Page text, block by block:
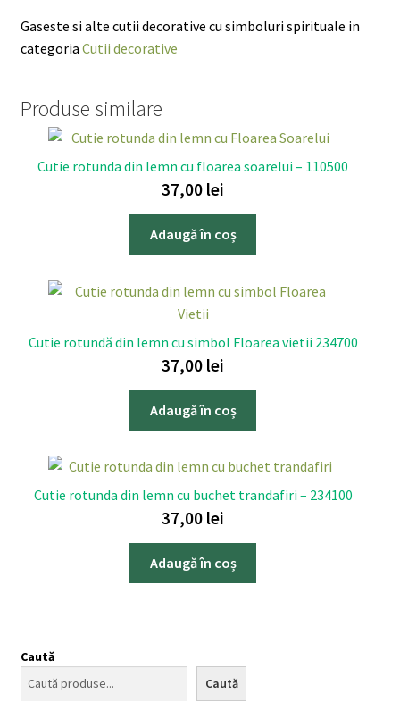
Gaseste si alte cutii decorative cu simboluri spirituale in
categoria Cutii decorative
Produse similare
Cutie rotunda din lemn cu floarea soarelui – 110500
37,00 lei
Adaugă în coș
Cutie rotundă din lemn cu simbol Floarea vietii 234700
37,00 lei
Adaugă în coș
Cutie rotunda din lemn cu buchet trandafiri – 234100
37,00 lei
Adaugă în coș
Caută
Caută